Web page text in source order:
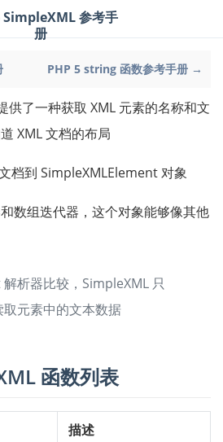
PHP 5 string 函数参考手册 →
SimpleXML 参考手
册
供了一种获取 XML 元素的名称和文
XML 文档的布局
档到 SimpleXMLElement 对象
数组迭代器，这个对象能够像其他
析器比较，SimpleXML 只
元素中的文本数据
函数列表
描述